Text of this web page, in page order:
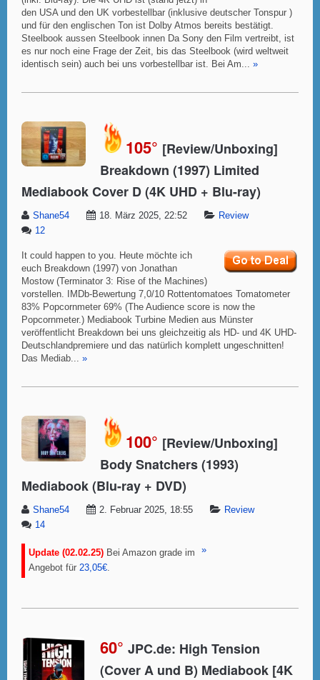
den USA und den UK vorbestellbar (inklusive deutscher Tonspur )
und für den englischen Ton ist Dolby Atmos bereits bestätigt.
Steelbook aussen Steelbook innen Da Sony den Film vertreibt, ist
es nur noch eine Frage der Zeit, bis das Steelbook (wird weltweit
identisch sein) auch bei uns vorbestellbar ist. Bei Am... »
105° [Review/Unboxing]
Breakdown (1997) Limited
Mediabook Cover D (4K UHD + Blu-ray)
Shane54 18. März 2025, 22:52
Review
12
It could happen to you. Heute möchte ich
euch Breakdown (1997) von Jonathan
Mostow (Terminator 3: Rise of the Machines)
vorstellen. IMDb-Bewertung 7,0/10 Rottentomatoes Tomatometer
83% Popcornmeter 69% (The Audience score is now the
Popcornmeter.) Mediabook Turbine Medien aus Münster
veröffentlicht Breakdown bei uns gleichzeitig als HD- und 4K UHD-
Deutschlandpremiere und das natürlich komplett ungeschnitten!
Das Mediab... »
100° [Review/Unboxing]
Body Snatchers (1993)
Mediabook (Blu-ray + DVD)
Shane54 2. Februar 2025, 18:55
Review
14
Update (02.02.25) Bei Amazon grade im
Angebot für 23,05€.
»
60° JPC.de: High Tension
(Cover A und B) Mediabook [4K